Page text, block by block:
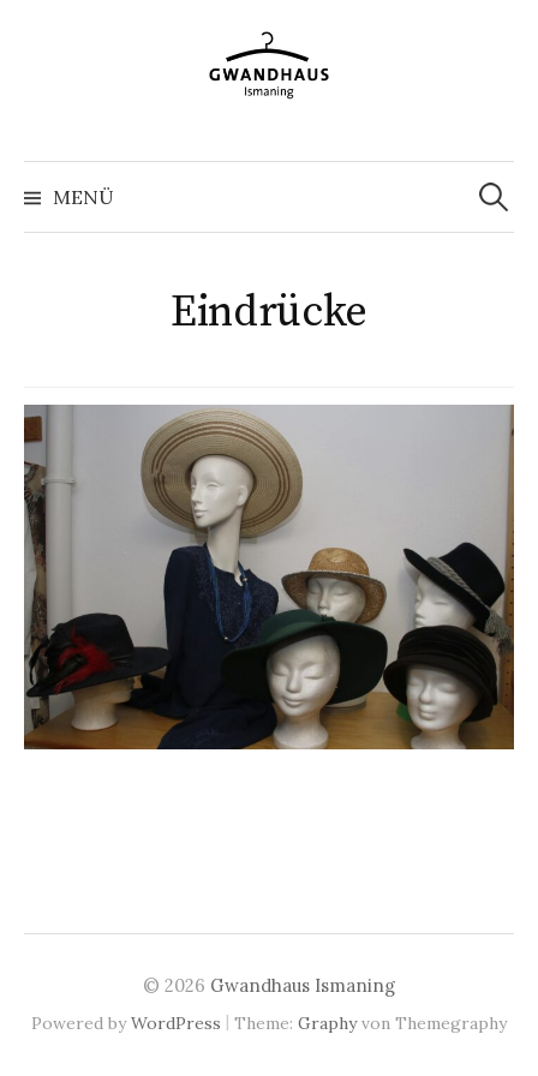
MENÜ
Suchen
nach:
Eindrücke
© 2026 Gwandhaus Ismaning
Powered byWordPress | Theme: Graphyvon Themegraphy